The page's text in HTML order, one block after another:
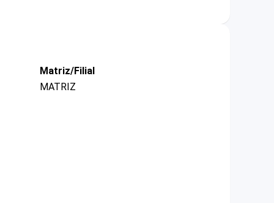
Matriz/Filial
MATRIZ